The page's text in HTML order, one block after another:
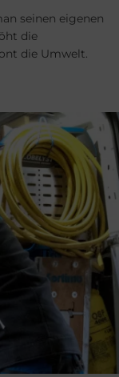
seinen eigenen
die
die Umwelt.